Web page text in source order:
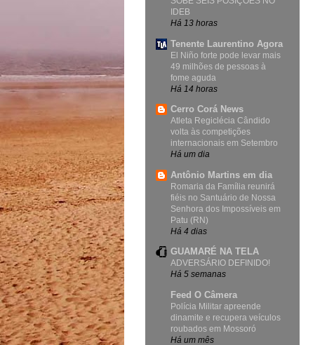
IDEB
Há 13 horas
Tenente Laurentino Agora
El Niño forte pode levar mais
49 milhões de pessoas à
fome aguda
Há 14 horas
Cerro Corá News
Atleta Regiclécia Cândido
volta às competições
internacionais em Setembro
Há um dia
Antônio Martins em dia
Romaria da Família reunirá
fiéis no Santuário de Nossa
Senhora dos Impossíveis em
Patu (RN)
Há 4 dias
GUAMARÉ NA TELA
ADVERSÁRIO DEFINIDO!
Há 5 semanas
Feed O Câmera
Polícia Militar apreende
dinamite e recupera veículos
roubados em Mossoró
Há um mês